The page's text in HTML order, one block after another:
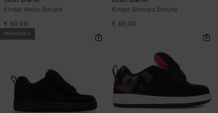
Kinder Weiss Schuhe
€ 60,00
Kinder Schwarz Schuhe
€ 60,00
BRANDNEU